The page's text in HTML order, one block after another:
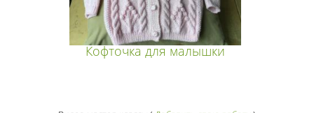
Кофточка для малышки